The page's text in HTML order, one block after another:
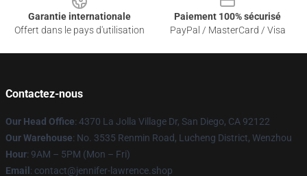
Garantie internationale
Offert dans le pays d'utilisation
Paiement 100% sécurisé
PayPal / MasterCard / Visa
Contactez-nous
Our Head Office: 4370 La Jolla Village Dr, San Diego, CA 92122
Our Warehouse: No. 3535 Renmin Road, Lucheng District, Wenzhou
Hour: 9AM – 5PM (Mon – Fri)
Email : contact@jennifer-lawrence.shop